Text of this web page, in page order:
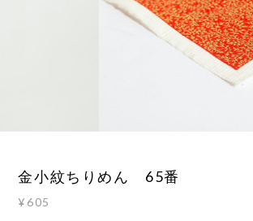
金小紋ちりめん 65番
¥605